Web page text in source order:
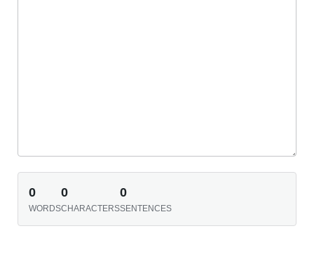
0
WORDS
0
CHARACTERS
0
SENTENCES